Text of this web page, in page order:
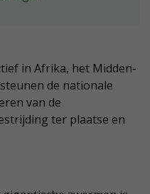
in Afrika, het Midden-
de nationale
van de
ter plaatse en